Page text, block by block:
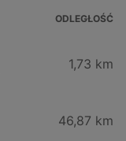
ODLEGŁOŚĆ
1,73 km
46,87 km